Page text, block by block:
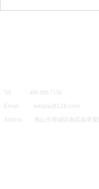
Tel 400 000 7158
Email weigai@126.com
Adress 佛山市禪城區南莊鎮華夏